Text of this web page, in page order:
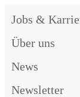
Jobs &
Über uns
News
Newsletter